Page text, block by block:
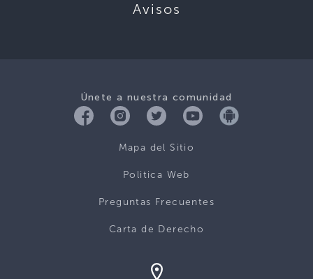
Avisos
Únete a nuestra comunidad
Mapa del Sitio
Politica Web
Preguntas Frecuentes
Carta de Derecho